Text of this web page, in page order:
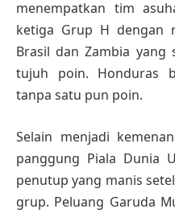
menempatkan tim
ketiga Grup H dengan
Brasil dan Zambia yang
tujuh poin. Honduras
tanpa satu pun poin.
Selain menjadi
panggung Piala Dunia
penutup yang manis
grup. Peluang Garuda